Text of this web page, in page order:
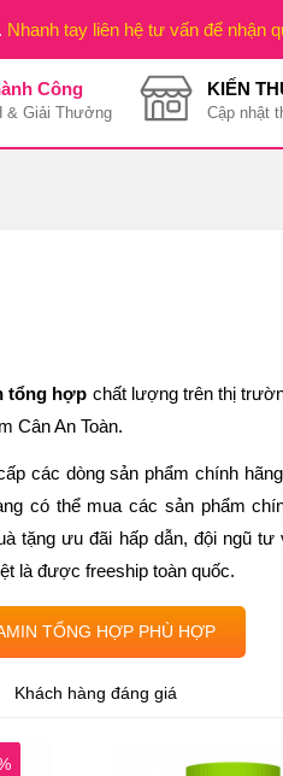
Nhanh tay liên hệ tư vấn để nhận
Công
& Giải Thưởng
KIẾN
Cập nhật
tổng hợp chất lượng trên thị
Cân An Toàn.
các dòng sản phẩm chính
có thể mua các sản phẩm
tặng ưu đãi hấp dẫn, đội ngũ tư
là được freeship toàn quốc.
TỔNG HỢP PHÙ HỢP
Khách hàng đáng giá